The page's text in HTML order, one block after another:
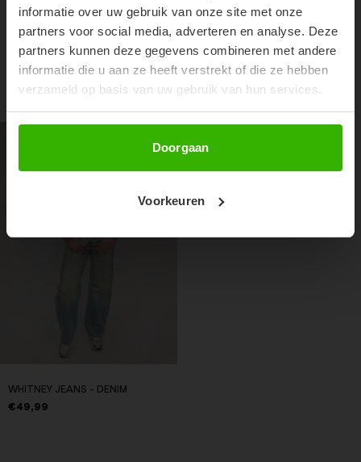
informatie over uw gebruik van onze site met onze
partners voor social media, adverteren en analyse. Deze
partners kunnen deze gegevens combineren met andere
informatie die u aan ze heeft verstrekt of die ze hebben
verzameld op basis van uw gebruik van hun services.
Doorgaan
Voorkeuren
RECENTE ARTIKELEN
WHITNEY JEANS - DENIM
€49,99